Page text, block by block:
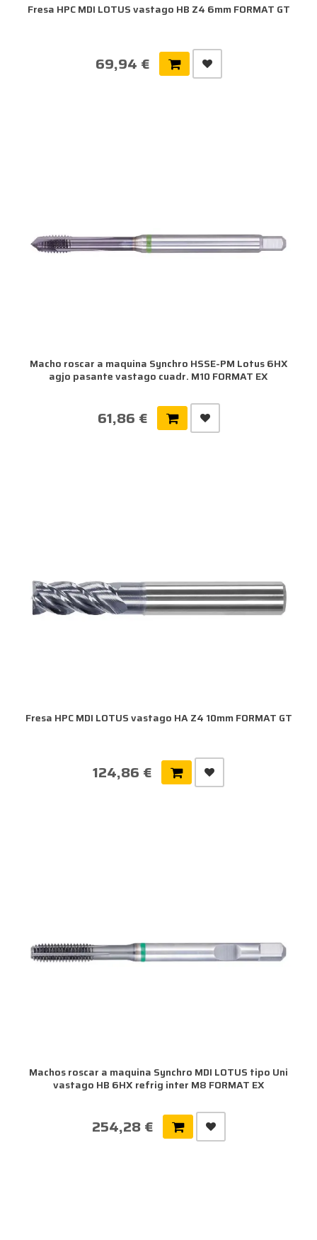
Fresa HPC MDI LOTUS vastago HB Z4 6mm FORMAT GT
69,94 €
Macho roscar a maquina Synchro HSSE-PM Lotus 6HX
agjo pasante vastago cuadr. M10 FORMAT EX
61,86 €
Fresa HPC MDI LOTUS vastago HA Z4 10mm FORMAT GT
124,86 €
Machos roscar a maquina Synchro MDI LOTUS tipo Uni
vastago HB 6HX refrig inter M8 FORMAT EX
254,28 €